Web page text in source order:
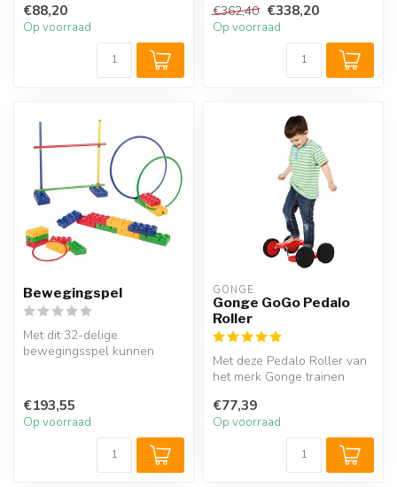
balans o...
€88,20
Op voorraad
het bouwe...
€362,40 €338,20
Op voorraad
Bewegingspel
Met dit 32-delige
bewegingsspel kunnen
€193,55
Op voorraad
GONGE
Gonge GoGo Pedalo
Roller
Met deze Pedalo Roller van
het merk Gonge trainen
hun ...
€77,39
Op voorraad